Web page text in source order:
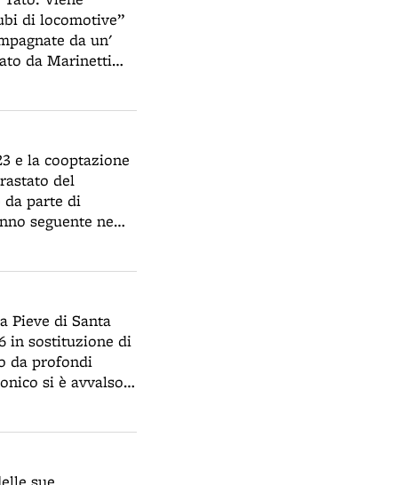
di locomotive”
da un'
da Marinetti
finocchi e
e la cooptazione
del
da parte di
seguente ne
deputato,
Pieve di Santa
in sostituzione di
da profondi
si è avvalso
è uno degli
L'elemento